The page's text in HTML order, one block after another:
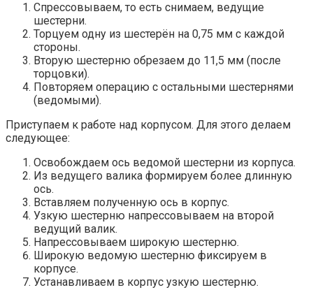
Спрессовываем, то есть снимаем, ведущие
шестерни.
Торцуем одну из шестерён на 0,75 мм с каждой
стороны.
Вторую шестерню обрезаем до 11,5 мм (после
торцовки).
Повторяем операцию с остальными шестернями
(ведомыми).
Приступаем к работе над корпусом. Для этого делаем
следующее:
Освобождаем ось ведомой шестерни из корпуса.
Из ведущего валика формируем более длинную
ось.
Вставляем полученную ось в корпус.
Узкую шестерню напрессовываем на второй
ведущий валик.
Напрессовываем широкую шестерню.
Широкую ведомую шестерню фиксируем в
корпусе.
Устанавливаем в корпус узкую шестерню.